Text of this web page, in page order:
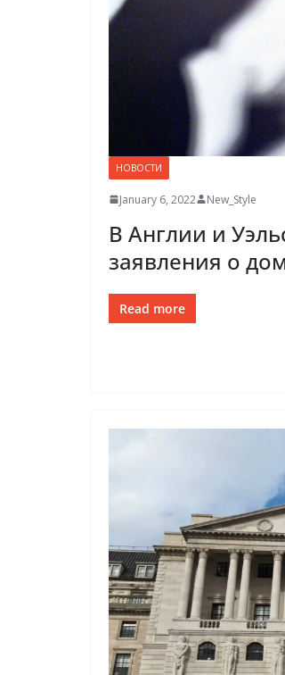
НОВОСТИ
January 6, 2022 New_Style
В Англии и
заявления о
Read more